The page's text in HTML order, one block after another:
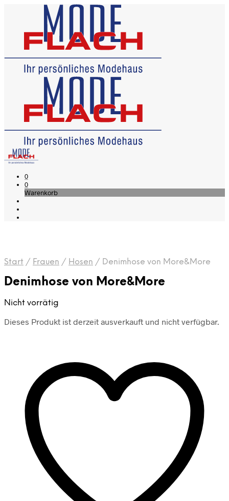
0
0
Warenkorb
Start / Frauen / Hosen / Denimhose von More&More
Denimhose von More&More
Nicht vorrätig
Dieses Produkt ist derzeit ausverkauft und nicht verfügbar.